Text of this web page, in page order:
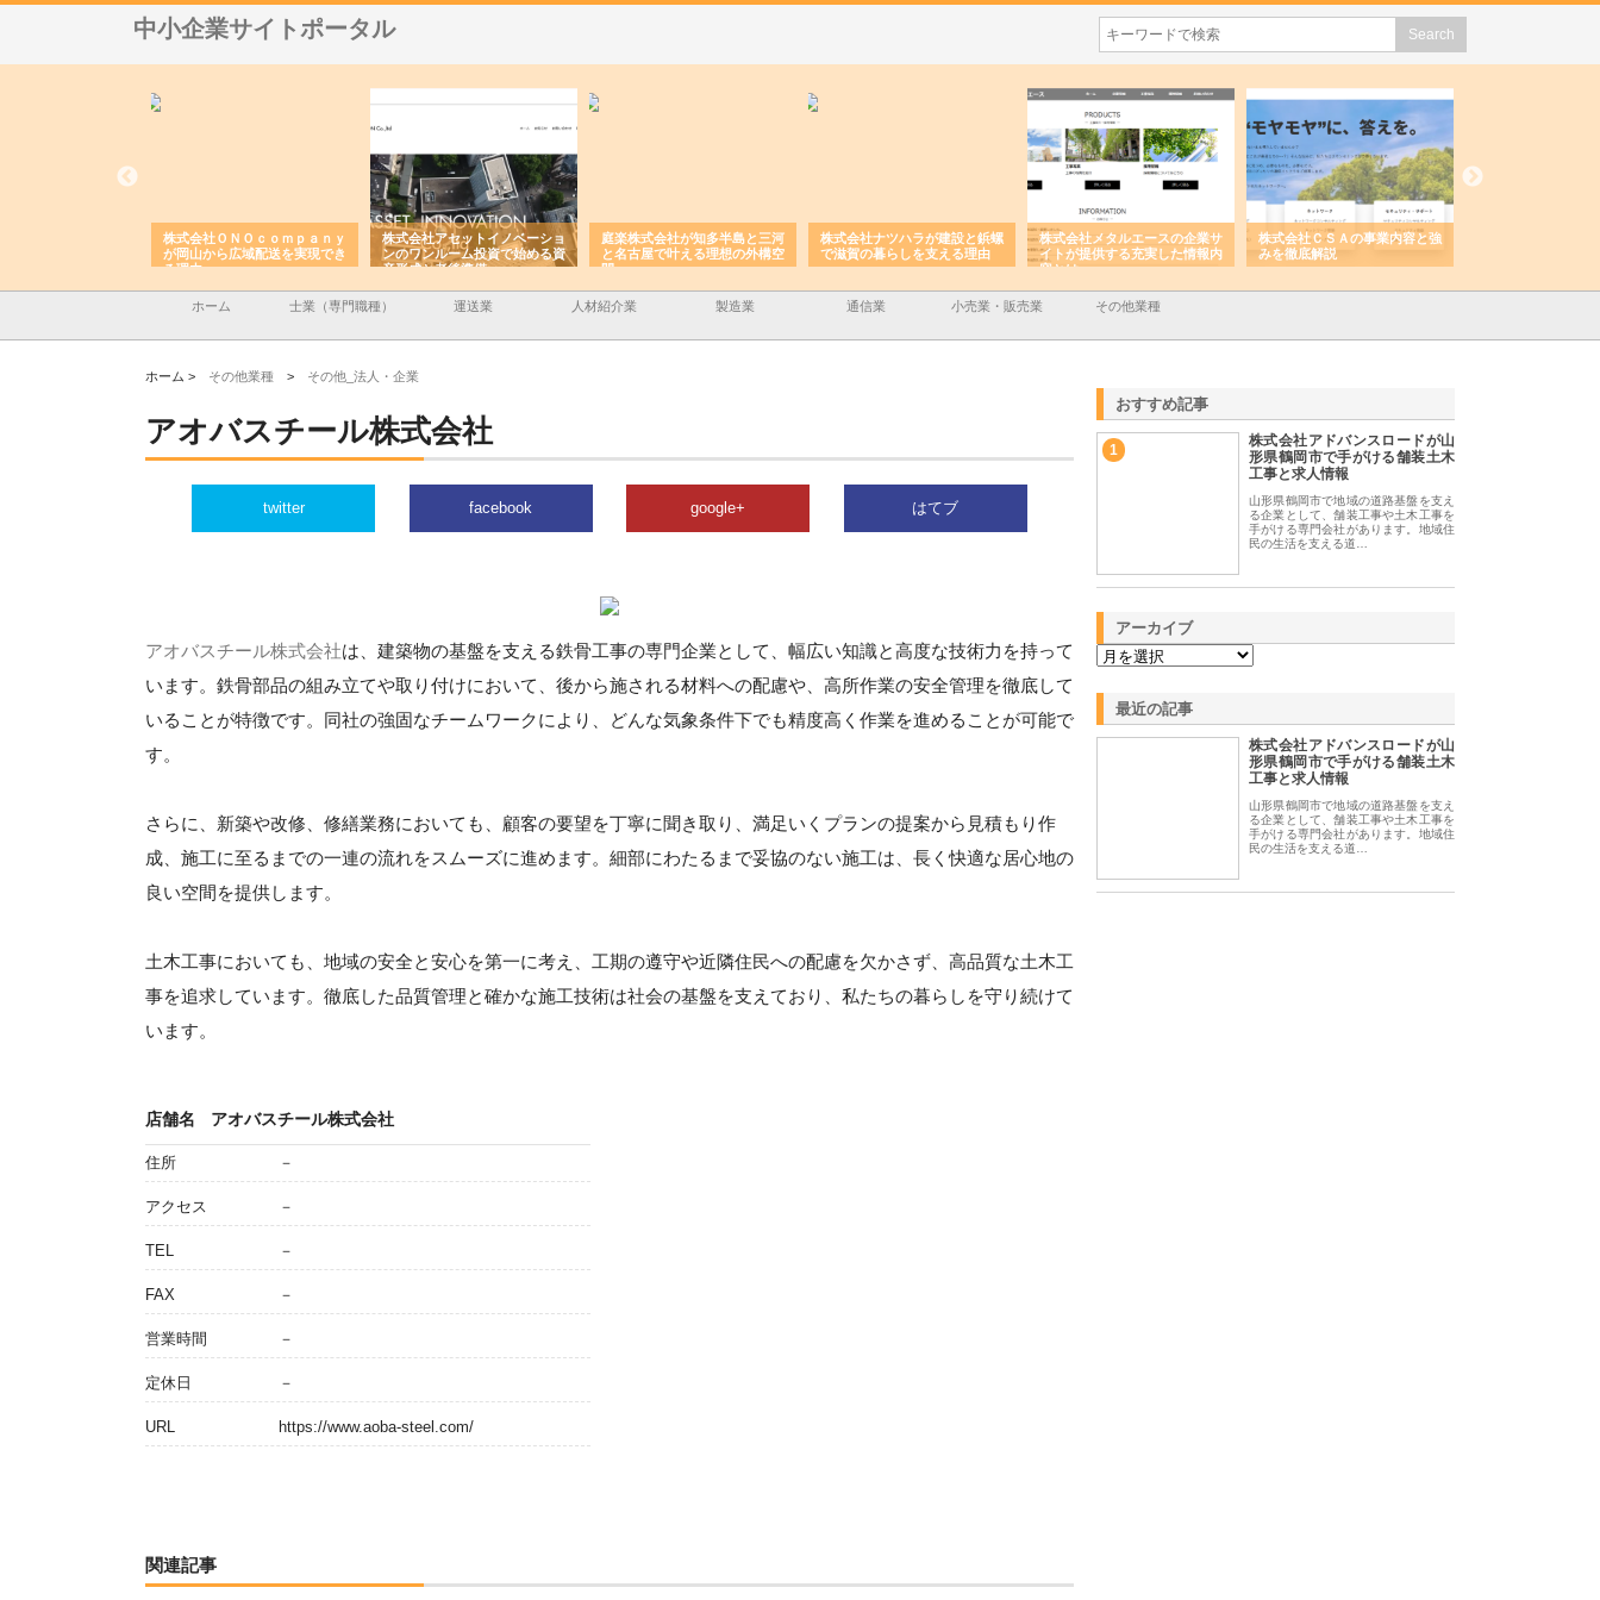
中小企業サイトポータル
株式会社ＯＮＯｃｏｍｐａｎｙ
が岡山から広域配送を実現でき
る理由
株式会社アセットイノベーショ
ンのワンルーム投資で始める資
産形成と老後準備
庭楽株式会社が知多半島と三河
と名古屋で叶える理想の外構空
間
株式会社ナツハラが建設と鋲螺
で滋賀の暮らしを支える理由
株式会社メタルエースの企業サ
イトが提供する充実した情報内
容とは
株式会社ＣＳＡの事業内容と強
みを徹底解説
ホーム 士業（専門職種） 運送業 人材紹介業 製造業 通信業 小売業・販売業 その他業種
ホーム > その他業種 > その他_法人・企業
アオバスチール株式会社
twitter facebook google+ はてブ
アオバスチール株式会社は、建築物の基盤を支える鉄骨工事の専門企業として、幅広い知識と高度な技術力を持って
います。鉄骨部品の組み立てや取り付けにおいて、後から施される材料への配慮や、高所作業の安全管理を徹底して
いることが特徴です。同社の強固なチームワークにより、どんな気象条件下でも精度高く作業を進めることが可能で
す。
さらに、新築や改修、修繕業務においても、顧客の要望を丁寧に聞き取り、満足いくプランの提案から見積もり作
成、施工に至るまでの一連の流れをスムーズに進めます。細部にわたるまで妥協のない施工は、長く快適な居心地の
良い空間を提供します。
土木工事においても、地域の安全と安心を第一に考え、工期の遵守や近隣住民への配慮を欠かさず、高品質な土木工
事を追求しています。徹底した品質管理と確かな施工技術は社会の基盤を支えており、私たちの暮らしを守り続けて
います。
店舗名 アオバスチール株式会社
住所 －
アクセス －
TEL －
FAX －
営業時間 －
定休日 －
URL https://www.aoba-steel.com/
関連記事
おすすめ記事
1
株式会社アドバンスロードが山
形県鶴岡市で手がける舗装土木
工事と求人情報
山形県鶴岡市で地域の道路基盤を支え
る企業として、舗装工事や土木工事を
手がける専門会社があります。地域住
民の生活を支える道…
アーカイブ
最近の記事
株式会社アドバンスロードが山
形県鶴岡市で手がける舗装土木
工事と求人情報
山形県鶴岡市で地域の道路基盤を支え
る企業として、舗装工事や土木工事を
手がける専門会社があります。地域住
民の生活を支える道…